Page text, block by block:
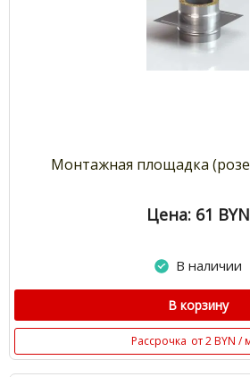
Монтажная площадка
Цена: 61 BYN
В наличии
В корзину
Рассрочка от 2 BYN /